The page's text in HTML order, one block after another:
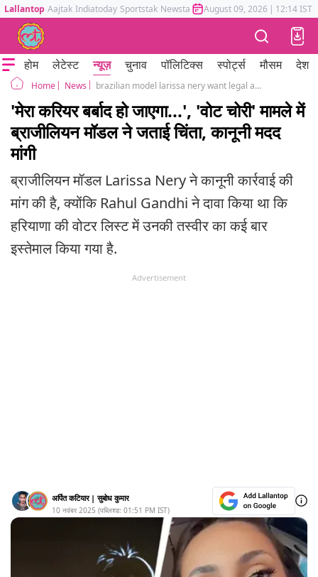
Lallantop Aajtak Indiatoday Sportstak Newstak Mumbai Tak Astrotak
August 09, 2026 | 12:14 IST
होम लेटेस्ट न्यूज़ चुनाव पॉलिटिक्स स्पोर्ट्स मौसम देश
Home News brazilian model larissa nery want legal action photo misuse in india vote chori rahul gandhi
'मेरा करियर बर्बाद हो जाएगा...', 'वोट चोरी' मामले में
ब्राजीलियन मॉडल ने जताई चिंता, कानूनी मदद
मांगी
ब्राजीलियन मॉडल Larissa Nery ने कानूनी कार्रवाई की
मांग की है, क्योंकि Rahul Gandhi ने दावा किया था कि
हरियाणा की वोटर लिस्ट में उनकी तस्वीर का कई बार
इस्तेमाल किया गया है.
Advertisement
अर्पित कटियार | सुबोध कुमार
10 नवंबर 2025 (पब्लिश्ड: 01:51 PM IST)